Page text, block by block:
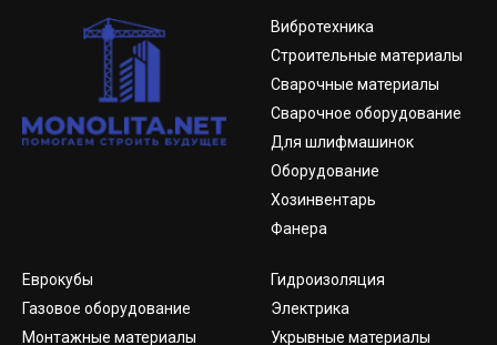
Вибротехника
Строительные материалы
Сварочные материалы
Сварочное оборудование
Для шлифмашинок
Оборудование
Хозинвентарь
Фанера
Еврокубы
Газовое оборудование
Монтажные материалы
Гидроизоляция
Электрика
Укрывные материалы